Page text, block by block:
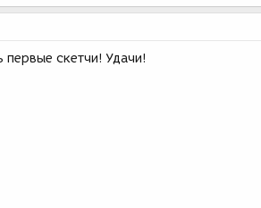
скетчи! Удачи!